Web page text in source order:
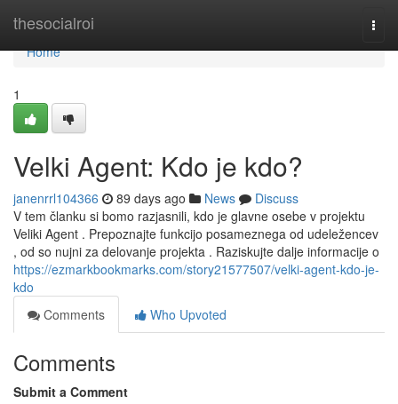
thesocialroi
Home
Home
1
Velki Agent: Kdo je kdo?
janenrrl104366 89 days ago News
Discuss
V tem članku si bomo razjasnili, kdo je glavne osebe v projektu
Veliki Agent . Prepoznajte funkcijo posameznega od udeležencev
, od so nujni za delovanje projekta . Raziskujte dalje informacije o
https://ezmarkbookmarks.com/story21577507/velki-agent-kdo-je-
kdo
Comments
Who Upvoted
Comments
Submit a Comment